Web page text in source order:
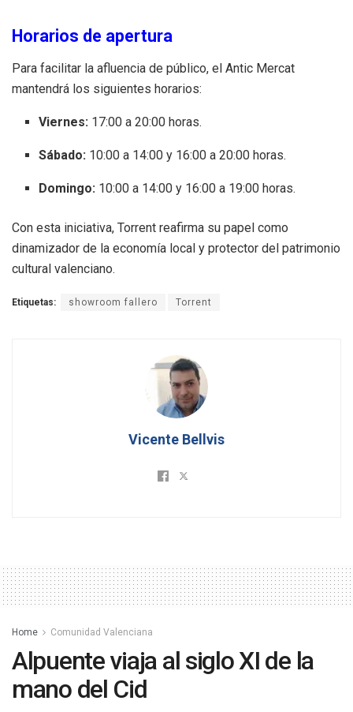
Horarios de apertura
Para facilitar la afluencia de público, el Antic Mercat
mantendrá los siguientes horarios:
Viernes: 17:00 a 20:00 horas.
Sábado: 10:00 a 14:00 y 16:00 a 20:00 horas.
Domingo: 10:00 a 14:00 y 16:00 a 19:00 horas.
Con esta iniciativa, Torrent reafirma su papel como
dinamizador de la economía local y protector del patrimonio
cultural valenciano.
Etiquetas: showroom fallero Torrent
Vicente Bellvis
Home Comunidad Valenciana
Alpuente viaja al siglo XI de la
mano del Cid